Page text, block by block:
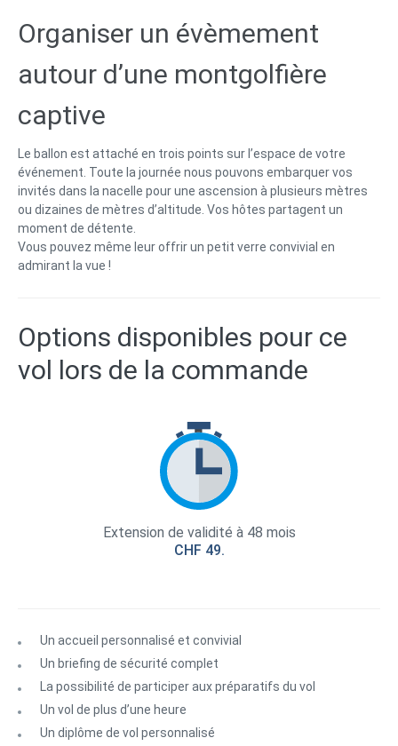
Organiser un évèmement
autour d’une montgolfière
captive
Le ballon est attaché en trois points sur l’espace de votre
événement. Toute la journée nous pouvons embarquer vos
invités dans la nacelle pour une ascension à plusieurs mètres
ou dizaines de mètres d’altitude. Vos hôtes partagent un
moment de détente.
Vous pouvez même leur offrir un petit verre convivial en
admirant la vue !
Options disponibles pour ce
vol lors de la commande
Extension de validité à 48 mois
CHF 49.
Un accueil personnalisé et convivial
Un briefing de sécurité complet
La possibilité de participer aux préparatifs du vol
Un vol de plus d’une heure
Un diplôme de vol personnalisé